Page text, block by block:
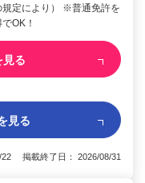
定により） ※普通免許を
OK！
見る
見る
22 掲載終了日： 2026/08/31